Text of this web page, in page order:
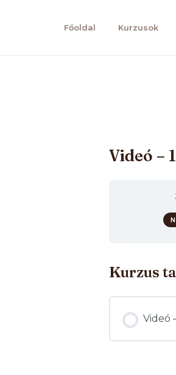
Főoldal Kurzusok
Videó –
Kurzus
Videó